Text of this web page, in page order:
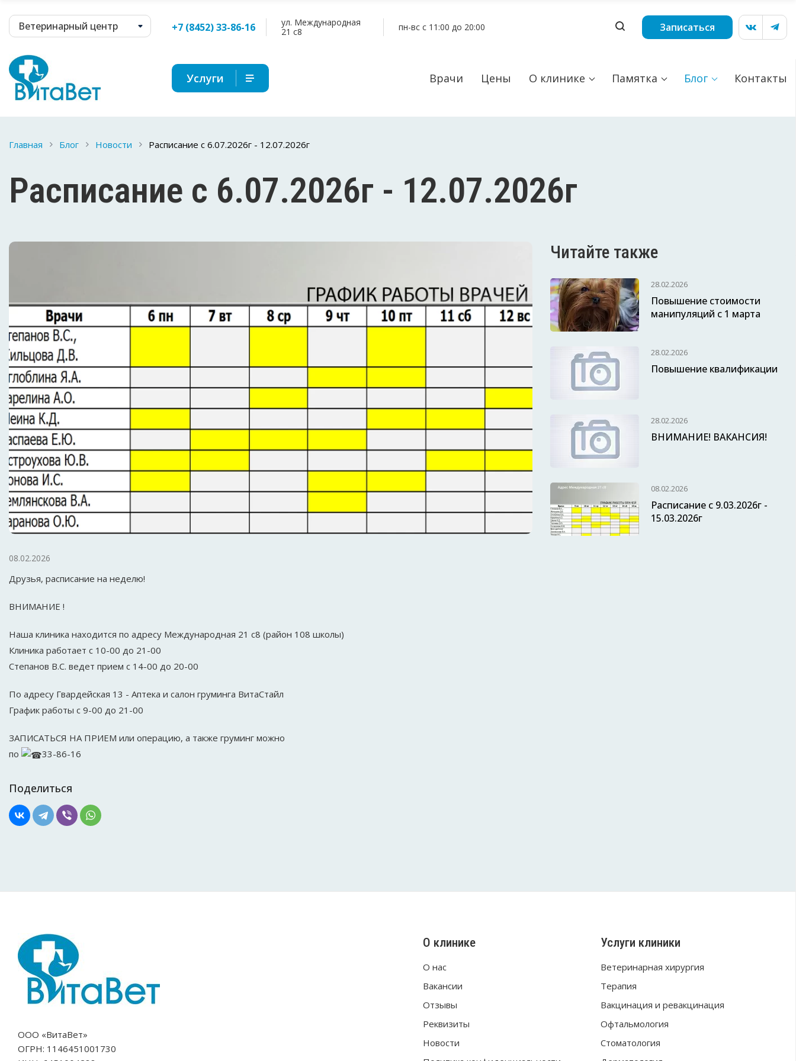
Ветеринарный центр +7 (8452) 33-86-16
ул. Международная
21 c8
пн-вс c 11:00 до 20:00 Записаться
Услуги Врачи Цены О клинике Памятка Блог Контакты
Главная Блог Новости Расписание с 6.07.2026г - 12.07.2026г
Расписание с 6.07.2026г - 12.07.2026г
08.02.2026
Друзья, расписание на неделю!
ВНИМАНИЕ !
Наша клиника находится по адресу Международная 21 с8 (район 108 школы)
Клиника работает с 10-00 до 21-00
Степанов В.С. ведет прием с 14-00 до 20-00
По адресу Гвардейская 13 - Аптека и салон груминга ВитаСтайл
График работы с 9-00 до 21-00
ЗАПИСАТЬСЯ НА ПРИЕМ или операцию, а также груминг можно
по
33-86-16
Поделиться
Читайте также
28.02.2026
Повышение стоимости
манипуляций с 1 марта
28.02.2026
Повышение квалификации
28.02.2026
ВНИМАНИЕ! ВАКАНСИЯ!
08.02.2026
Расписание с 9.03.2026г -
15.03.2026г
ООО «ВитаВет»
ОГРН: 1146451001730
О клинике
О нас
Вакансии
Отзывы
Реквизиты
Новости
Услуги клиники
Ветеринарная хирургия
Терапия
Вакцинация и ревакцинация
Офтальмология
Стоматология